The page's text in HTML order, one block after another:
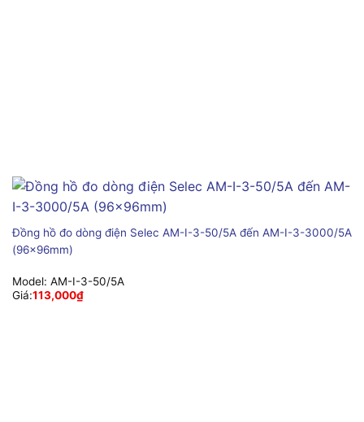
Đồng hồ đo dòng điện Selec AM-I-3-50/5A đến AM-I-3-3000/5A
(96x96mm)
Model: AM-I-3-50/5A
Giá:113,000₫